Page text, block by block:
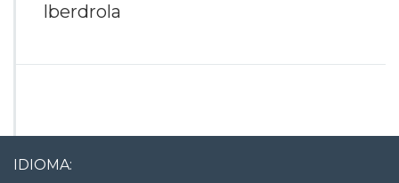
Iberdrola
IDIOMA: